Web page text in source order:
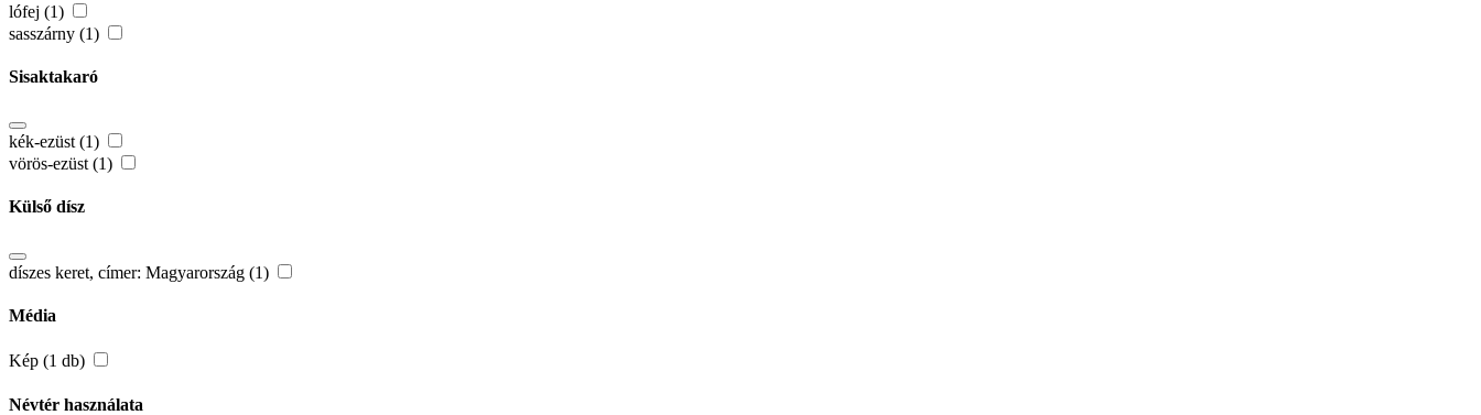
lófej (1)
sasszárny (1)
Sisaktakaró
kék-ezüst (1)
vörös-ezüst (1)
Külső dísz
díszes keret, címer: Magyarország (1)
Média
Kép (1 db)
Névtér használata